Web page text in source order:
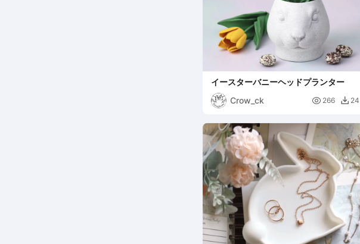
イースターバニーヘッドプランター
Crow_ck
 266  24